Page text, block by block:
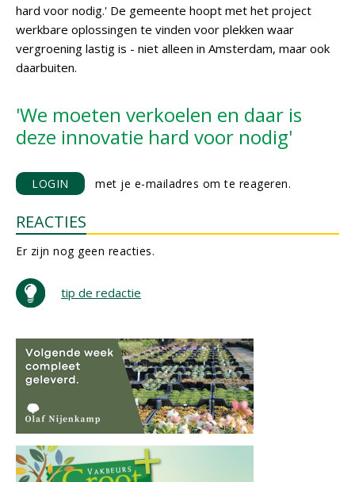
hard voor nodig.' De gemeente hoopt met het project
werkbare oplossingen te vinden voor plekken waar
vergroening lastig is - niet alleen in Amsterdam, maar ook
daarbuiten.
'We moeten verkoelen en daar is
deze innovatie hard voor nodig'
LOGIN met je e-mailadres om te reageren.
REACTIES
Er zijn nog geen reacties.
tip de redactie